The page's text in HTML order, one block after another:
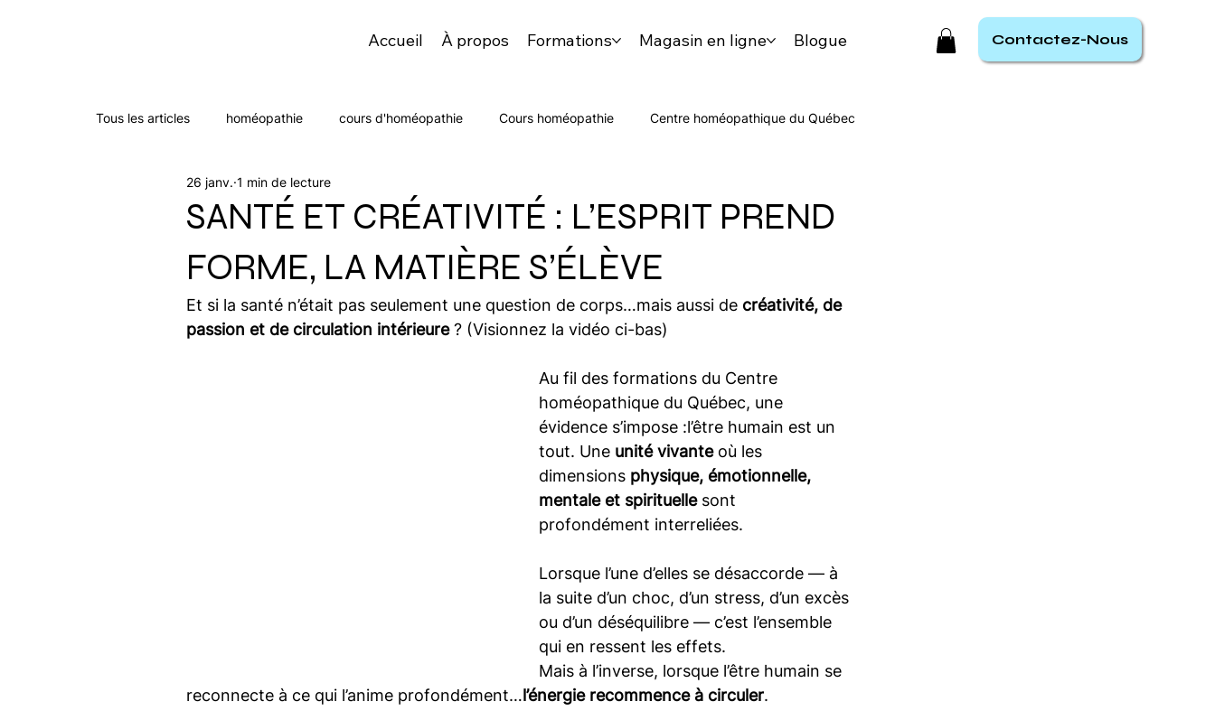
Accueil À propos Formations Magasin en ligne Blogue Contactez-Nous
Tous les articles homéopathie cours d'homéopathie Cours homéopathie Centre homéopathique du Québec
SANTÉ ET CRÉATIVITÉ : L’ESPRIT PREND
FORME, LA MATIÈRE S’ÉLÈVE
26 janv. 1 min de lecture
Et si la santé n’était pas seulement une question de corps…mais aussi de créativité, de
passion et de circulation intérieure ? (Visionnez la vidéo ci-bas)
Au fil des formations du Centre
homéopathique du Québec, une
évidence s’impose :l’être humain est un
tout. Une unité vivante où les
dimensions physique, émotionnelle,
mentale et spirituelle sont
profondément interreliées.
Lorsque l’une d’elles se désaccorde — à
la suite d’un choc, d’un stress, d’un excès
ou d’un déséquilibre — c’est l’ensemble
qui en ressent les effets.
Mais à l’inverse, lorsque l’être humain se
reconnecte à ce qui l’anime profondément…l’énergie recommence à circuler.